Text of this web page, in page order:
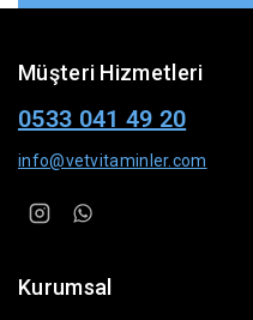
Müşteri Hizmetleri
0533 041 49 20
info@vetvitaminler.com
Kurumsal